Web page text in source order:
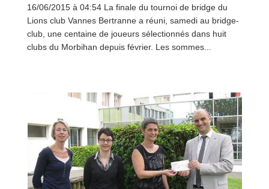
16/06/2015 à 04:54 La finale du tournoi de bridge du
Lions club Vannes Bertranne a réuni, samedi au bridge-
club, une centaine de joueurs sélectionnés dans huit
clubs du Morbihan depuis février. Les sommes...